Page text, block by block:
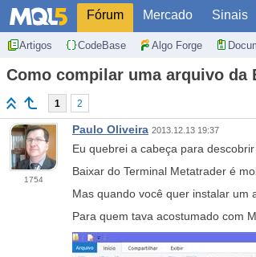
Fórum Mercado Sinais
Artigos CodeBase Algo Forge
Como compilar uma arquivo da
1 2
1754
Paulo Oliveira 2013.12.13 19:37
Eu quebrei a cabeça para
Baixar do Terminal Metatrader é
Mas quando você quer instalar um
Para quem tava acostumado com